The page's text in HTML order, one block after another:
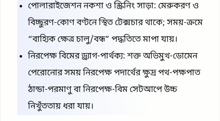
পোলারাইজেশন নকশা ও স্ক্রিনিং সাড়া: মেরুকরণ ও
বিচ্ছুরণ-কোণ বণ্টনে স্থিত টেক্সচার থাকে; সময়-ক্রমে
“বাহ্যিক ক্ষেত্র চালু/বন্ধ” পদ্ধতিতে মাপা যায়।
নিরপেক্ষ বিমের ড্র্যাগ-পার্থক্য: শক্ত অভিমুখ-ডোমেন
পেরোনোর সময় নিরপেক্ষ পদার্থের ক্ষুদ্র পথ-পক্ষপাত
ঠান্ডা-পরমাণু বা নিরপেক্ষ-বিম সেটআপে উচ্চ
নিখুঁততায় ধরা যায়।